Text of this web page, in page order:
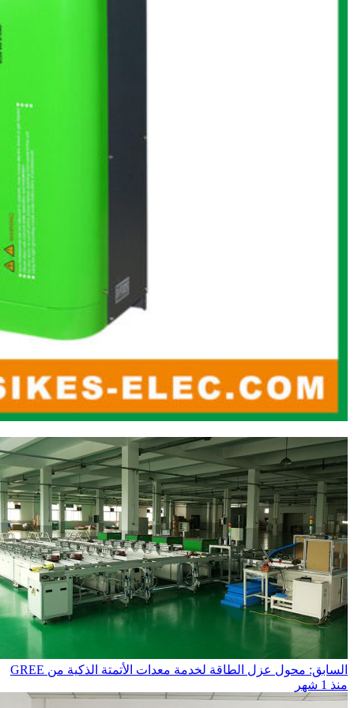
السابق: محول عزل الطاقة لخدمة معدات الأتمتة الذكية من GREE
منذ 1 شهر